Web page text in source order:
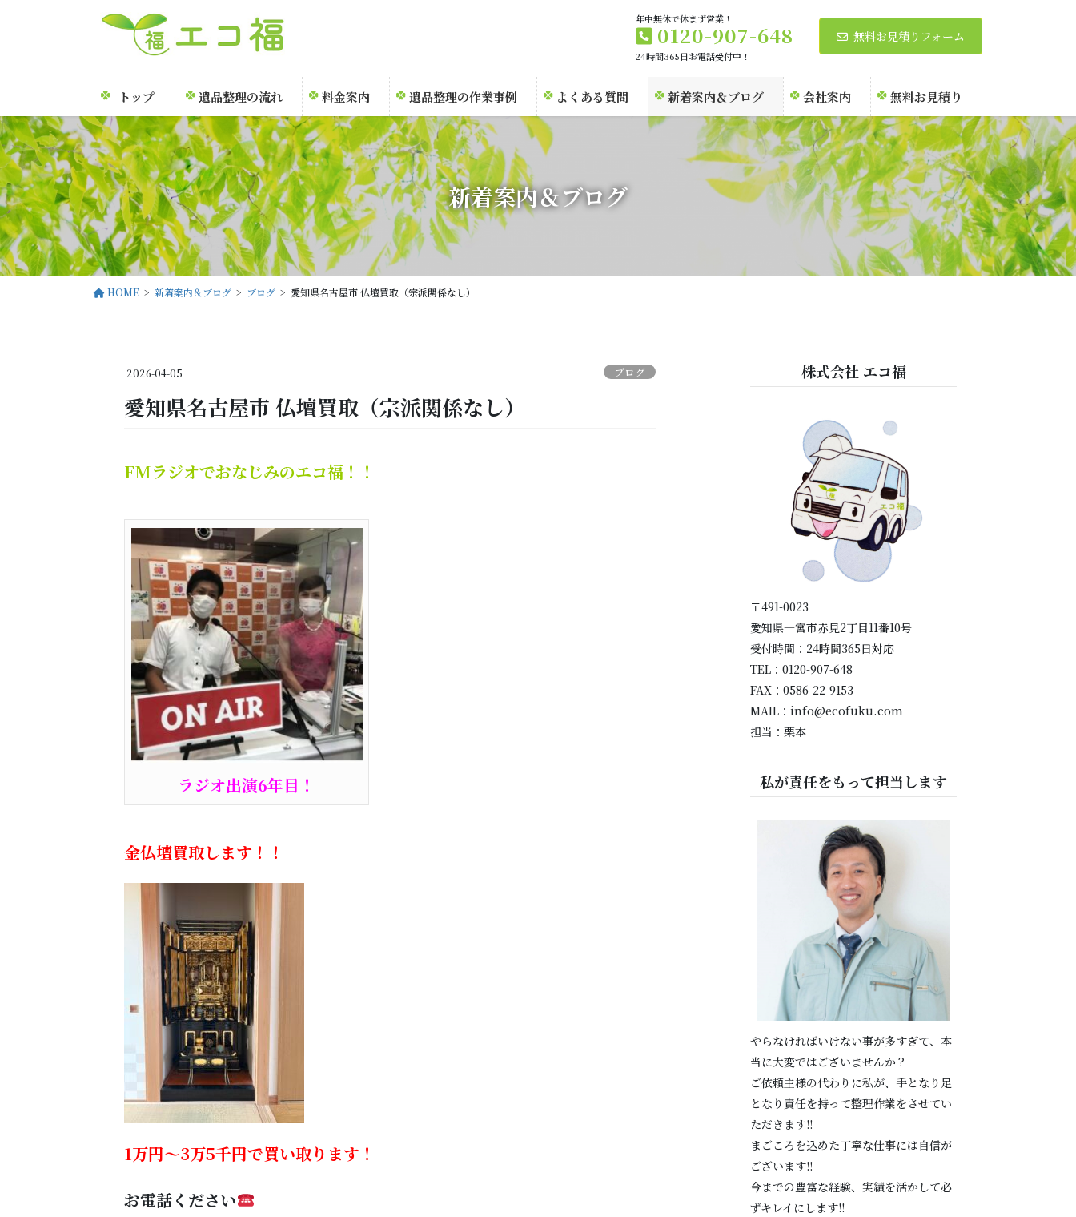
移
動
ン
に
移
動
年中無休で休まず営業！
0120-907-648
24時間365日お電話受付中！
無料お見積りフォーム
トップ 遺品整理の流れ 料金案内 遺品整理の作業事例 よくある質問 新着案内＆ブログ 会社案内 無料お見積り
新着案内＆ブログ
HOME 新着案内＆ブログ ブログ 愛知県名古屋市 仏壇買取（宗派関係なし）
2026-04-05 ブログ
愛知県名古屋市 仏壇買取（宗派関係なし）
FMラジオでおなじみのエコ福！！
ラジオ出演6年目！
金仏壇買取します！！
1万円～3万5千円で買い取ります！
お電話ください
株式会社 エコ福
〒491-0023
愛知県一宮市赤見2丁目11番10号
受付時間：24時間365日対応
TEL：0120-907-648
FAX：0586-22-9153
MAIL：info@ecofuku.com
担当：栗本
私が責任をもって担当します
やらなければいけない事が多すぎて、本
当に大変ではございませんか？
ご依頼主様の代わりに私が、手となり足
となり責任を持って整理作業をさせてい
ただきます!!
まごころを込めた丁寧な仕事には自信が
ございます!!
今までの豊富な経験、実績を活かして必
ずキレイにします!!